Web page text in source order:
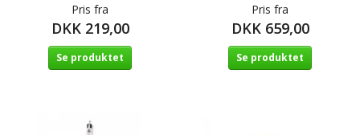
Pris fra
DKK 219,00
Se produktet
Pris fra
DKK 659,00
Se produktet